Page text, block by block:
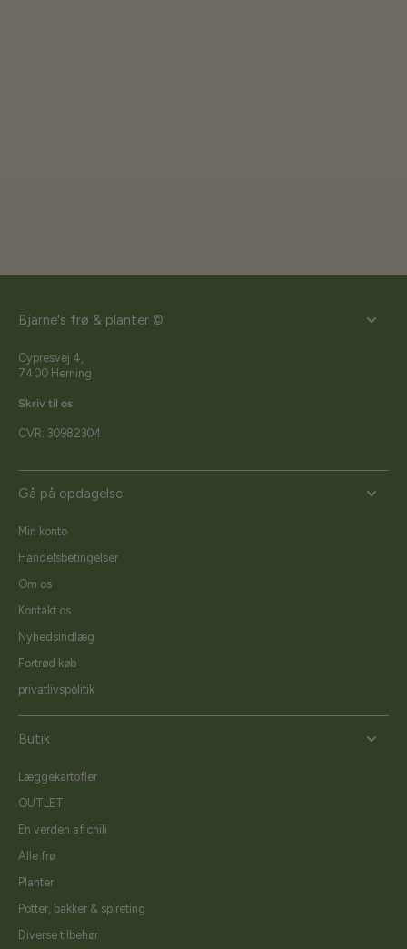
Bjarne's frø & planter ©
Cypresvej 4,
7400 Herning
Skriv til os
CVR: 30982304
Gå på opdagelse
Min konto
Handelsbetingelser
Om os
Kontakt os
Nyhedsindlæg
Fortrød køb
privatlivspolitik
Butik
Læggekartofler
OUTLET
En verden af chili
Alle frø
Planter
Potter, bakker & spireting
Diverse tilbehør